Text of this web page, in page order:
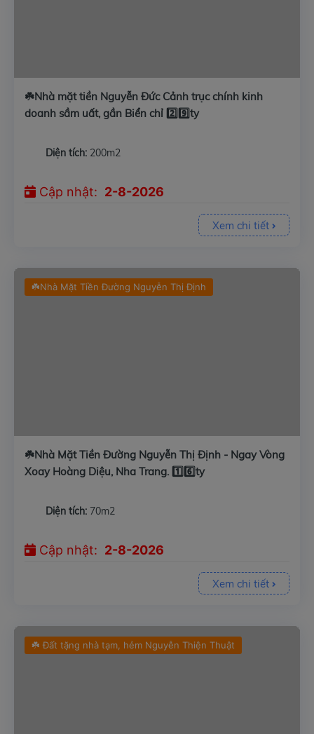
☘️Nhà mặt tiền Nguyễn Đức Cảnh trục chính kinh
doanh sầm uất, gần Biển chỉ 2️⃣9️⃣ty
Diện tích: 200m2
Cập nhật: 2-8-2026
Xem chi tiết
☘️Nhà Mặt Tiền Đường Nguyễn Thị Định
☘️Nhà Mặt Tiền Đường Nguyễn Thị Định - Ngay Vòng
Xoay Hoàng Diệu, Nha Trang. 1️⃣6️⃣ty
Diện tích: 70m2
Cập nhật: 2-8-2026
Xem chi tiết
☘️ Đất tặng nhà tạm, hẻm Nguyễn Thiện Thuật